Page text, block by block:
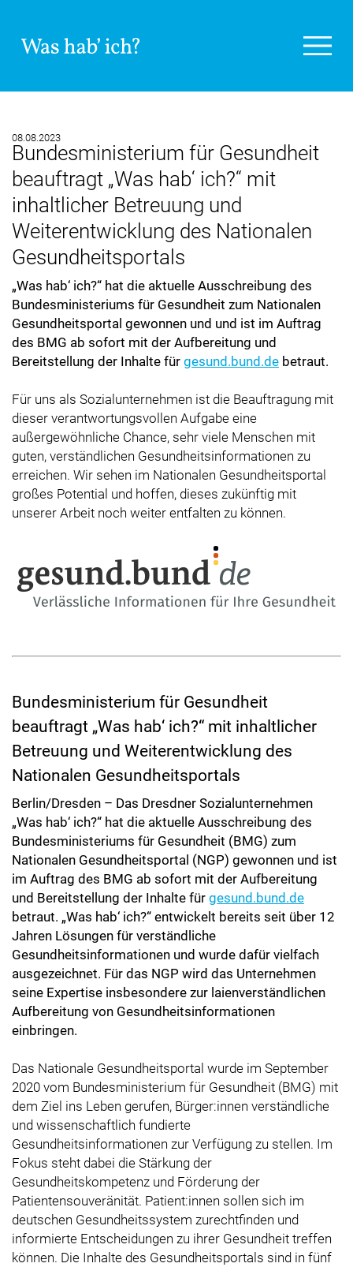
08.08.2023
Bundesministerium für Gesundheit
beauftragt „Was hab‘ ich?“ mit
inhaltlicher Betreuung und
Weiterentwicklung des Nationalen
Gesundheitsportals
„Was hab‘ ich?“ hat die aktuelle Ausschreibung des
Bundesministeriums für Gesundheit zum Nationalen
Gesundheitsportal gewonnen und und ist im Auftrag
des BMG ab sofort mit der Aufbereitung und
Bereitstellung der Inhalte für gesund.bund.de betraut.
Für uns als Sozialunternehmen ist die Beauftragung mit
dieser verantwortungsvollen Aufgabe eine
außergewöhnliche Chance, sehr viele Menschen mit
guten, verständlichen Gesundheitsinformationen zu
erreichen. Wir sehen im Nationalen Gesundheitsportal
großes Potential und hoffen, dieses zukünftig mit
unserer Arbeit noch weiter entfalten zu können.
Bundesministerium für Gesundheit
beauftragt „Was hab‘ ich?“ mit inhaltlicher
Betreuung und Weiterentwicklung des
Nationalen Gesundheitsportals
Berlin/Dresden – Das Dresdner Sozialunternehmen
„Was hab‘ ich?“ hat die aktuelle Ausschreibung des
Bundesministeriums für Gesundheit (BMG) zum
Nationalen Gesundheitsportal (NGP) gewonnen und ist
im Auftrag des BMG ab sofort mit der Aufbereitung
und Bereitstellung der Inhalte für gesund.bund.de
betraut. „Was hab‘ ich?“ entwickelt bereits seit über 12
Jahren Lösungen für verständliche
Gesundheitsinformationen und wurde dafür vielfach
ausgezeichnet. Für das NGP wird das Unternehmen
seine Expertise insbesondere zur laienverständlichen
Aufbereitung von Gesundheitsinformationen
einbringen.
Das Nationale Gesundheitsportal wurde im September
2020 vom Bundesministerium für Gesundheit (BMG) mit
dem Ziel ins Leben gerufen, Bürger:innen verständliche
und wissenschaftlich fundierte
Gesundheitsinformationen zur Verfügung zu stellen. Im
Fokus steht dabei die Stärkung der
Gesundheitskompetenz und Förderung der
Patientensouveränität. Patient:innen sollen sich im
deutschen Gesundheitssystem zurechtfinden und
informierte Entscheidungen zu ihrer Gesundheit treffen
können. Die Inhalte des Gesundheitsportals sind in fünf